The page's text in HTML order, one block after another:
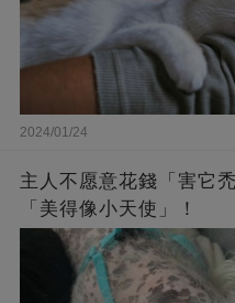
2024/01/24
主人不愿意花錢「害它
「美得像小天使」！